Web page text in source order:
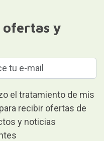
y
el tratamiento de mis
recibir ofertas de
y noticias